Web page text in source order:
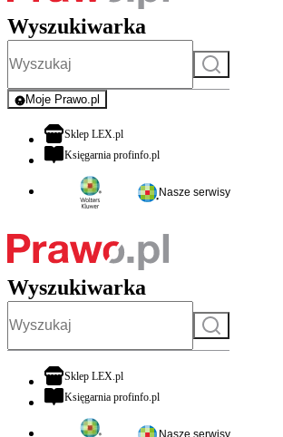
Wyszukiwarka
Szukaj
Moje Prawo.pl
- rejestracja i logowanie do serwisu
Sklep LEX.plotwiera się w nowej karcie
Księgarnia profinfo.plotwiera się w nowej karcie
Nasze serwisy
Wyszukiwarka
Szukaj
Sklep LEX.plotwiera się w nowej karcie
Księgarnia profinfo.plotwiera się w nowej karcie